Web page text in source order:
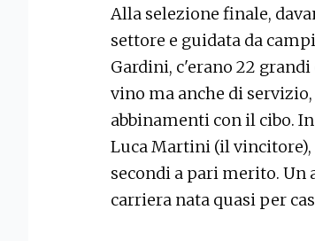
Alla selezione finale,
settore e guidata da
Gardini, c'erano 22
vino ma anche di
abbinamenti con il cibo.
Luca Martini (il vincitore),
secondi a pari merito. Un
carriera nata quasi per